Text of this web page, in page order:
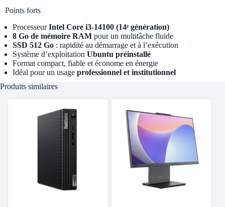
Points forts
ProcesseurIntel Core i3-14100 (14ᵉ génération)
8 Go de mémoire RAM pour un multitâche fluide
SSD 512 Go : rapidité au démarrage et à l’exécution
Système d’exploitation Ubuntu préinstallé
Format compact, fiable et économe en énergie
Idéal pour un usage professionnel et institutionnel
Produits similaires